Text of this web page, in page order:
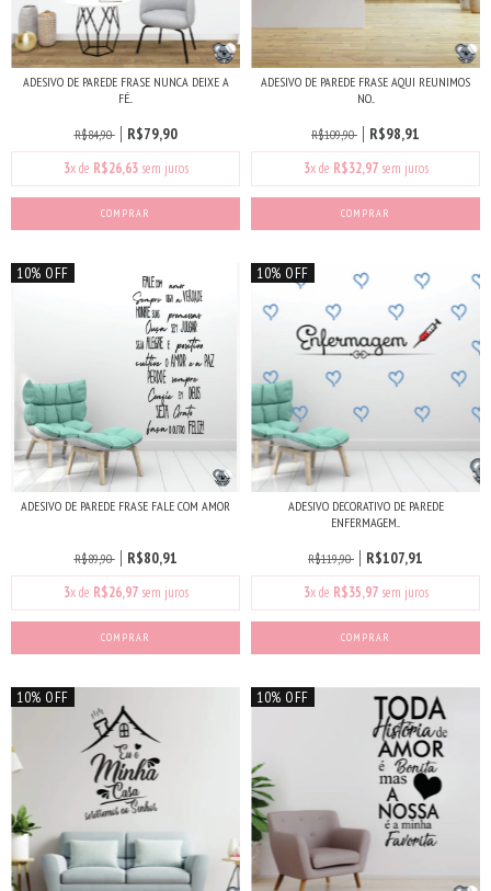
ADESIVO DE PAREDE FRASE NUNCA DEIXE A
FÉ...
R$84,90 R$79,90
3x de R$26,63sem juros
ADESIVO DE PAREDE FRASE AQUI REUNIMOS
NO...
R$109,90 R$98,91
3x de R$32,97sem juros
COMPRAR
10% OFF
ADESIVO DE PAREDE FRASE FALE COM AMOR
R$89,90 R$80,91
3x de R$26,97sem juros
10% OFF
ADESIVO DECORATIVO DE PAREDE
ENFERMAGEM...
R$119,90 R$107,91
3x de R$35,97sem juros
10% OFF 10% OFF